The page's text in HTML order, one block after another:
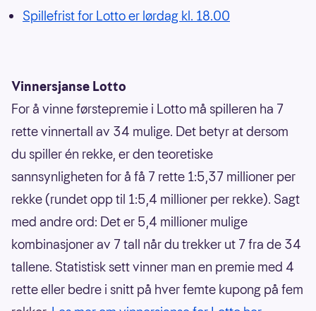
Spillefrist for Lotto er lørdag kl. 18.00
Vinnersjanse Lotto
For å vinne førstepremie i Lotto må spilleren ha 7
rette vinnertall av 34 mulige. Det betyr at dersom
du spiller én rekke, er den teoretiske
sannsynligheten for å få 7 rette 1:5,37 millioner per
rekke (rundet opp til 1:5,4 millioner per rekke). Sagt
med andre ord: Det er 5,4 millioner mulige
kombinasjoner av 7 tall når du trekker ut 7 fra de 34
tallene. Statistisk sett vinner man en premie med 4
rette eller bedre i snitt på hver femte kupong på fem